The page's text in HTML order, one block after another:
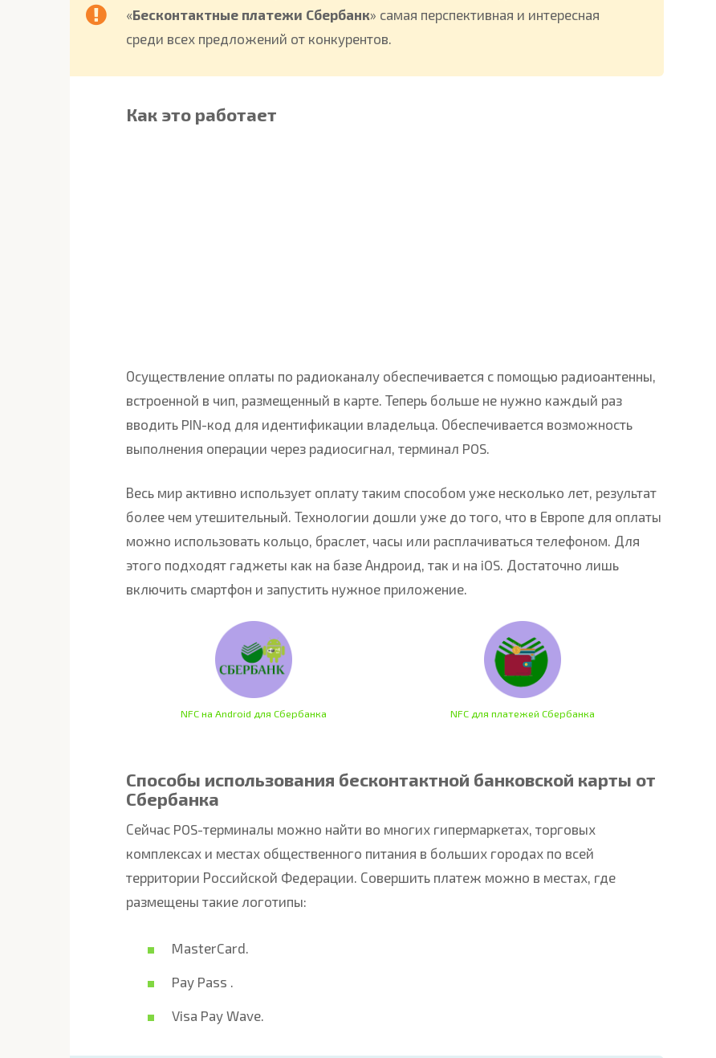
«Бесконтактные платежи Сбербанк» самая перспективная и интересная
среди всех предложений от конкурентов.
Как это работает
Осуществление оплаты по радиоканалу обеспечивается с помощью радиоантенны,
встроенной в чип, размещенный в карте. Теперь больше не нужно каждый раз
вводить PIN-код для идентификации владельца. Обеспечивается возможность
выполнения операции через радиосигнал, терминал POS.
Весь мир активно использует оплату таким способом уже несколько лет, результат
более чем утешительный. Технологии дошли уже до того, что в Европе для оплаты
можно использовать кольцо, браслет, часы или расплачиваться телефоном. Для
этого подходят гаджеты как на базе Андроид, так и на iOS. Достаточно лишь
включить смартфон и запустить нужное приложение.
NFC на Android для Сбербанка NFC для платежей Сбербанка
Способы использования бесконтактной банковской карты от
Сбербанка
Сейчас POS-терминалы можно найти во многих гипермаркетах, торговых
комплексах и местах общественного питания в больших городах по всей
территории Российской Федерации. Совершить платеж можно в местах, где
размещены такие логотипы:
MasterCard.
Pay Pass .
Visa Pay Wave.